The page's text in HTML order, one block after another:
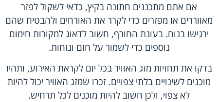
אם אתם מתכננים חתונה בקיץ, כדאי לשקול לפזר
מאווררים או מפזרים כדי לקרר את האורחים ולהבטיח שהם
ירגישו בנוח. בעונת החורף, חשוב לדאוג למקורות חימום
נוספים כדי לשמור על חום ונוחות.
בדקו את תחזיות מזג האוויר בכל יום לקראת האירוע, ותהיו
מוכנים לשינויים בלתי צפויים. זכרו שמזג האוויר יכול להיות
לא צפוי, ולכן חשוב להיות מוכנים לכל תרחיש.